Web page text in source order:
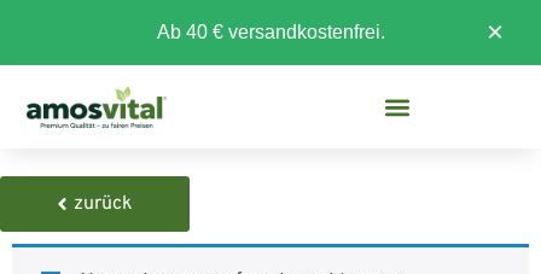
Ab 40 € versandkostenfrei. ×
zurück